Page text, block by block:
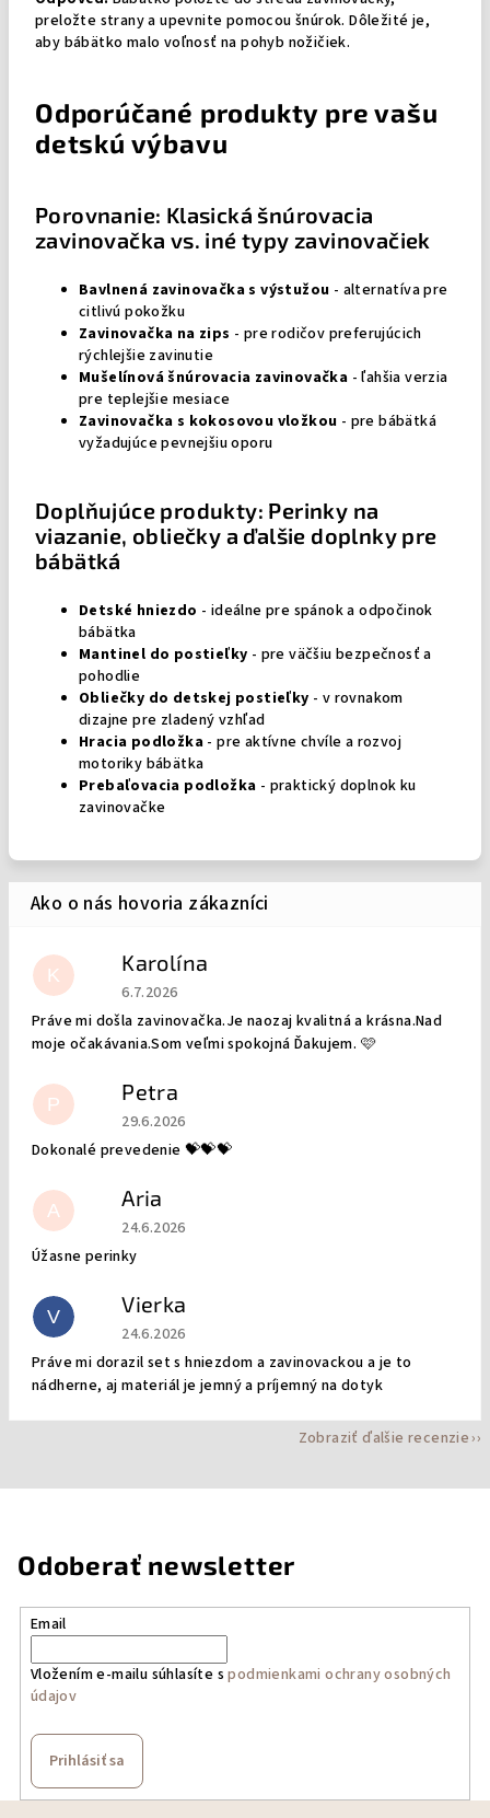
preložte strany a upevnite pomocou šnúrok. Dôležité je,
aby bábätko malo voľnosť na pohyb nožičiek.
Odporúčané produkty pre vašu
detskú výbavu
Porovnanie: Klasická šnúrovacia
zavinovačka vs. iné typy zavinovačiek
Bavlnená zavinovačka s výstužou - alternatíva pre
citlivú pokožku
Zavinovačka na zips - pre rodičov preferujúcich
rýchlejšie zavinutie
Mušelínová šnúrovacia zavinovačka - ľahšia verzia
pre teplejšie mesiace
Zavinovačka s kokosovou vložkou - pre bábätká
vyžadujúce pevnejšiu oporu
Doplňujúce produkty: Perinky na
viazanie, obliečky a ďalšie doplnky pre
bábätká
Detské hniezdo - ideálne pre spánok a odpočinok
bábätka
Mantinel do postieľky - pre väčšiu bezpečnosť a
pohodlie
Obliečky do detskej postieľky - v rovnakom
dizajne pre zladený vzhľad
Hracia podložka - pre aktívne chvíle a rozvoj
motoriky bábätka
Prebaľovacia podložka - praktický doplnok ku
zavinovačke
K Karolína
Hodnotenie obchodu je 5 z 5 hviezdičiek.
6.7.2026
Práve mi došla zavinovačka.Je naozaj kvalitná a krásna.Nad
moje očakávania.Som veľmi spokojná Ďakujem. 🩷
P Petra
Hodnotenie obchodu je 5 z 5 hviezdičiek.
29.6.2026
Dokonalé prevedenie 💝💝💝
A Aria
Hodnotenie obchodu je 5 z 5 hviezdičiek.
24.6.2026
Úžasne perinky
V Vierka
Hodnotenie obchodu je 5 z 5 hviezdičiek.
24.6.2026
Práve mi dorazil set s hniezdom a zavinovackou a je to
nádherne, aj materiál je jemný a príjemný na dotyk
Zobraziť ďalšie recenzie
Odoberať newsletter
Email
Vložením e-mailu súhlasíte spodmienkami ochrany osobných
údajov
Prihlásiť sa